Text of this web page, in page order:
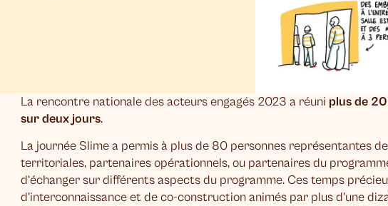
La rencontre nationale des acteurs engagés 2023 a réuni plus de
sur deux jours.
La journée Slime a permis à plus de 80 personnes représentantes
territoriales, partenaires opérationnels, ou partenaires du
d’échanger sur différents aspects du programme. Ces temps
d’interconnaissance et de co-construction animés par plus d’une